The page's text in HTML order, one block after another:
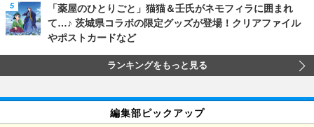
「薬屋のひとりごと」猫猫＆壬氏がネモフィラに囲まれ
て…♪ 茨城県コラボの限定グッズが登場！クリアファイル
やポストカードなど
ランキングをもっと見る
編集部ピックアップ